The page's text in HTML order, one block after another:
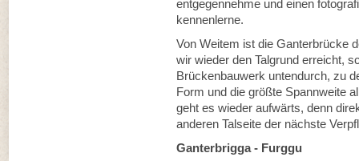
entgegennehme und einen
kennenlerne.
Von Weitem ist die Ganterbrücke
wir wieder den Talgrund erreicht,
Brückenbauwerk untendurch, zu
Form und die größte Spannweite
geht es wieder aufwärts, denn
anderen Talseite der nächste
Ganterbrigga - Furggu